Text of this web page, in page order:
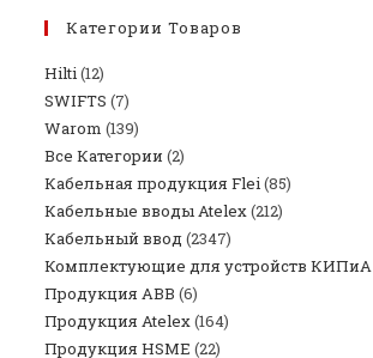
Категории Товаров
Hilti(12)
SWIFTS (7)
Warom (139)
Все Категории (2)
Кабельная продукция Flei(85)
Кабельные вводы Atelex(212)
Кабельный ввод(2347)
Комплектующие для устройств КИПиА
Продукция ABB (6)
Продукция Atelex(164)
Продукция HSME (22)